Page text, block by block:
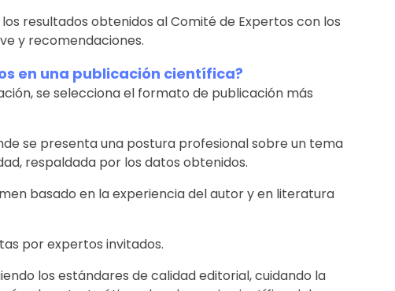
resultados obtenidos al Comité de Expertos con los
y recomendaciones.
en una publicación científica?
se selecciona el formato de publicación más
se presenta una postura profesional sobre un tema
respaldada por los datos obtenidos.
basado en la experiencia del autor y en literatura
por expertos invitados.
los estándares de calidad editorial, cuidando la